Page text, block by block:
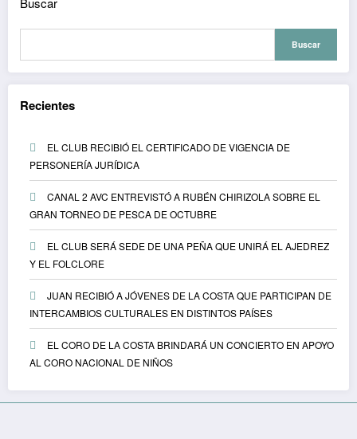
Buscar
Recientes
EL CLUB RECIBIÓ EL CERTIFICADO DE VIGENCIA DE
PERSONERÍA JURÍDICA
CANAL 2 AVC ENTREVISTÓ A RUBÉN CHIRIZOLA SOBRE EL
GRAN TORNEO DE PESCA DE OCTUBRE
EL CLUB SERÁ SEDE DE UNA PEÑA QUE UNIRÁ EL AJEDREZ
Y EL FOLCLORE
JUAN RECIBIÓ A JÓVENES DE LA COSTA QUE PARTICIPAN DE
INTERCAMBIOS CULTURALES EN DISTINTOS PAÍSES
EL CORO DE LA COSTA BRINDARÁ UN CONCIERTO EN APOYO
AL CORO NACIONAL DE NIÑOS